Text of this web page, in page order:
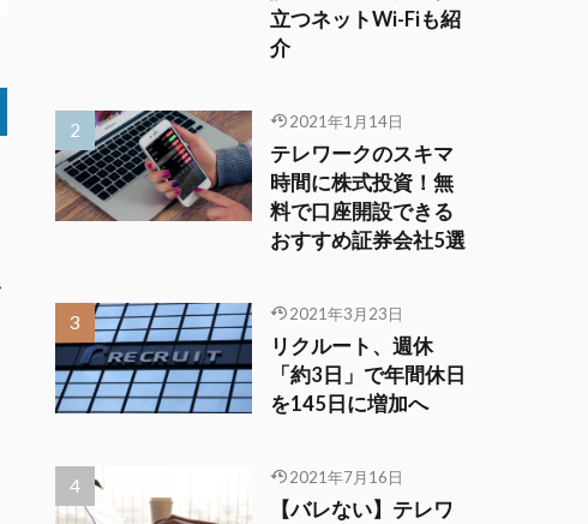
立つネットWi-Fiも紹
介
2021年1月14日
テレワークのスキマ
時間に株式投資！無
料で口座開設できる
おすすめ証券会社5選
2021年3月23日
リクルート、週休
「約3日」で年間休日
を145日に増加へ
2021年7月16日
【バレない】テレワ